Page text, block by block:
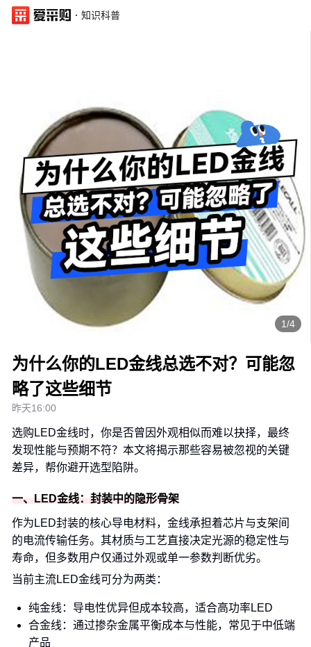
· 知识科普
1/4
为什么你的LED金线总选不对？可能忽
略了这些细节
昨天16:00
选购LED金线时，你是否曾因外观相似而难以抉择，最终
发现性能与预期不符？本文将揭示那些容易被忽视的关键
差异，帮你避开选型陷阱。
一、LED金线：封装中的隐形骨架
作为LED封装的核心导电材料，金线承担着芯片与支架间
的电流传输任务。其材质与工艺直接决定光源的稳定性与
寿命，但多数用户仅通过外观或单一参数判断优劣。
当前主流LED金线可分为两类：
纯金线：导电性优异但成本较高，适合高功率LED
合金线：通过掺杂金属平衡成本与性能，常见于中低端
产品